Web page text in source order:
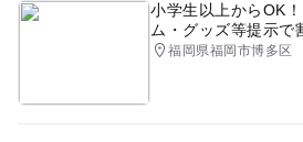
小学生以上からOK
ム・グッズ等提示で
福岡県福岡市博多区